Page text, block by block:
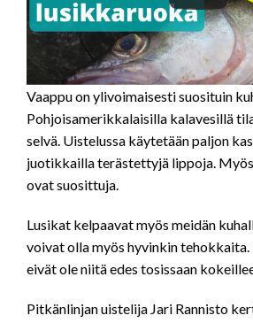
Vaappu on ylivoimaisesti suosituin
Pohjoisamerikkalaisilla kalavesillä
selvä. Uistelussa käytetään paljon
juotikkailla terästettyjä lippoja.
ovat suosittuja.
Lusikat kelpaavat myös meidän
voivat olla myös hyvinkin
eivät ole niitä edes tosissaan
Pitkänlinjan uistelija Jari Rannisto